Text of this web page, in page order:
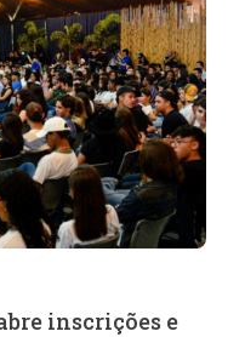
inscrições e